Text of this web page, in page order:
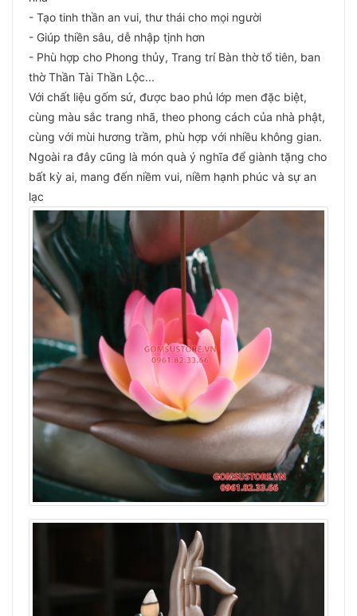
- Tạo tinh thần an vui, thư thái cho mọi người
- Giúp thiền sâu, dễ nhập tịnh hơn
- Phù hợp cho Phong thủy, Trang trí Bàn thờ tổ tiên, ban
thờ Thần Tài Thần Lộc...
Với chất liệu gốm sứ, được bao phủ lớp men đặc biệt,
cùng màu sắc trang nhã, theo phong cách của nhà phật,
cùng với mùi hương trầm, phù hợp với nhiều không gian.
Ngoài ra đây cũng là món quà ý nghĩa để giành tặng cho
bất kỳ ai, mang đến niềm vui, niềm hạnh phúc và sự an
lạc